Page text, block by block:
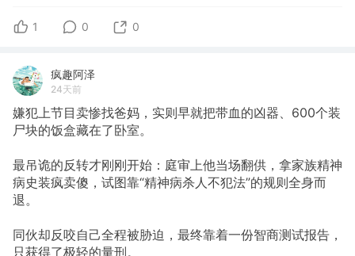
1 0 0
疯趣阿泽
24天前
嫌犯上节目卖惨找爸妈，实则早就把带血的凶器、600个装
尸块的饭盒藏在了卧室。
最吊诡的反转才刚刚开始：庭审上他当场翻供，拿家族精神
病史装疯卖傻，试图靠“精神病杀人不犯法”的规则全身而
退。
同伙却反咬自己全程被胁迫，最终靠着一份智商测试报告，
只获得了极轻的量刑。